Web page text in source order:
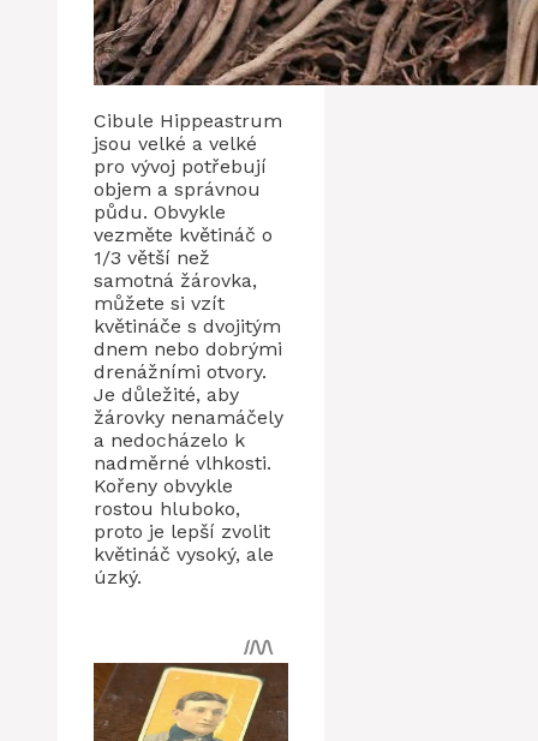
Cibule Hippeastrum
jsou velké a velké
pro vývoj potřebují
objem a správnou
půdu. Obvykle
vezměte květináč o
1/3 větší než
samotná žárovka,
můžete si vzít
květináče s dvojitým
dnem nebo dobrými
drenážními otvory.
Je důležité, aby
žárovky nenamáčely
a nedocházelo k
nadměrné vlhkosti.
Kořeny obvykle
rostou hluboko,
proto je lepší zvolit
květináč vysoký, ale
úzký.